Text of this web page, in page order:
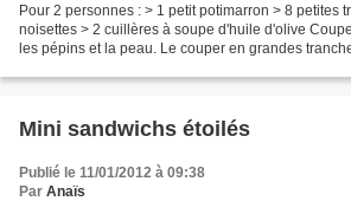
Pour 2 personnes : > 1 petit potimarron > 8 petites
noisettes > 2 cuillères à soupe d'huile d'olive
les pépins et la peau. Le couper en grandes
Mini sandwichs étoilés
Publié le 11/01/2012 à 09:38
Par Anaïs